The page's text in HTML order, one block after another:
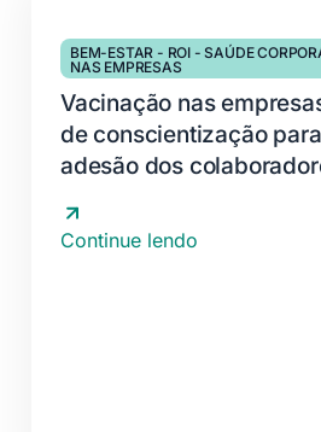
BEM-ESTAR - ROI -SAÚDE
NAS EMPRESAS
Vacinação nas
de conscientização
adesão dos
Continue lendo